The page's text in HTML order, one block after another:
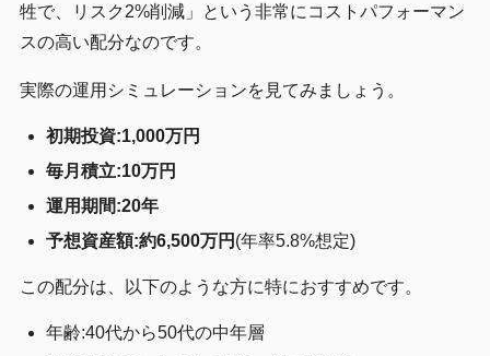
牲で、リスク2%削減」という非常にコストパフォーマン
スの高い配分なのです。
実際の運用シミュレーションを見てみましょう。
初期投資:1,000万円
毎月積立:10万円
運用期間:20年
予想資産額:約6,500万円 (年率5.8%想定)
この配分は、以下のような方に特におすすめです。
年齢:40代から50代の中年層